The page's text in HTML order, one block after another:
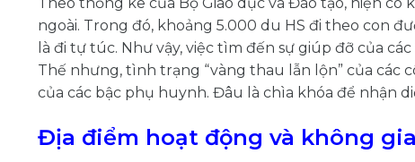
Theo thống kê của Bộ Giáo dục và Đào tạo, hiện
ngoài. Trong đó, khoảng 5.000 du HS đi theo con
là đi tự túc. Như vậy, việc tìm đến sự giúp đỡ của
Thế nhưng, tình trạng “vàng thau lẫn lộn” của các
của các bậc phụ huynh. Đâu là chìa khóa để nhận
Địa điểm hoạt động và không